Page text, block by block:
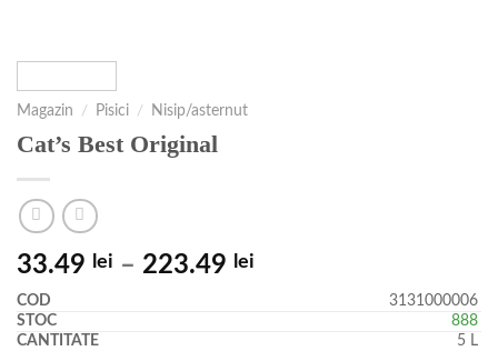
Magazin / Pisici / Nisip/asternut
Cat’s Best Original
33.49 lei – 223.49 lei
3131000006
888
5 L